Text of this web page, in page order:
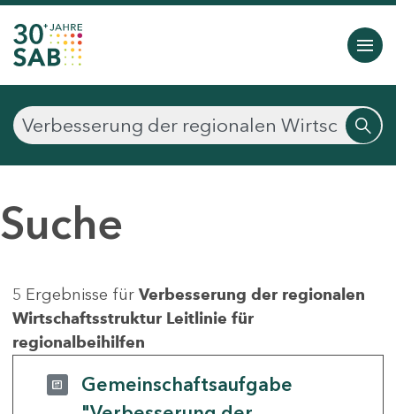
Suche
5 Ergebnisse für Verbesserung der regionalen
Wirtschaftsstruktur Leitlinie für
regionalbeihilfen
Gemeinschaftsaufgabe